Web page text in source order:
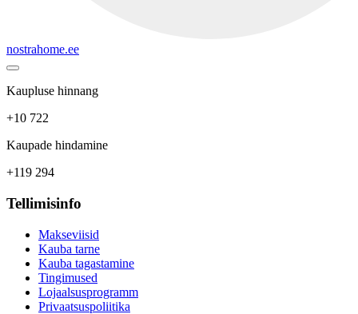
nostrahome.ee
Kaupluse hinnang
+10 722
Kaupade hindamine
+119 294
Tellimisinfo
Makseviisid
Kauba tarne
Kauba tagastamine
Tingimused
Lojaalsusprogramm
Privaatsuspoliitika